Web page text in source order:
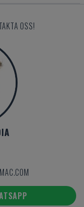
OSS!